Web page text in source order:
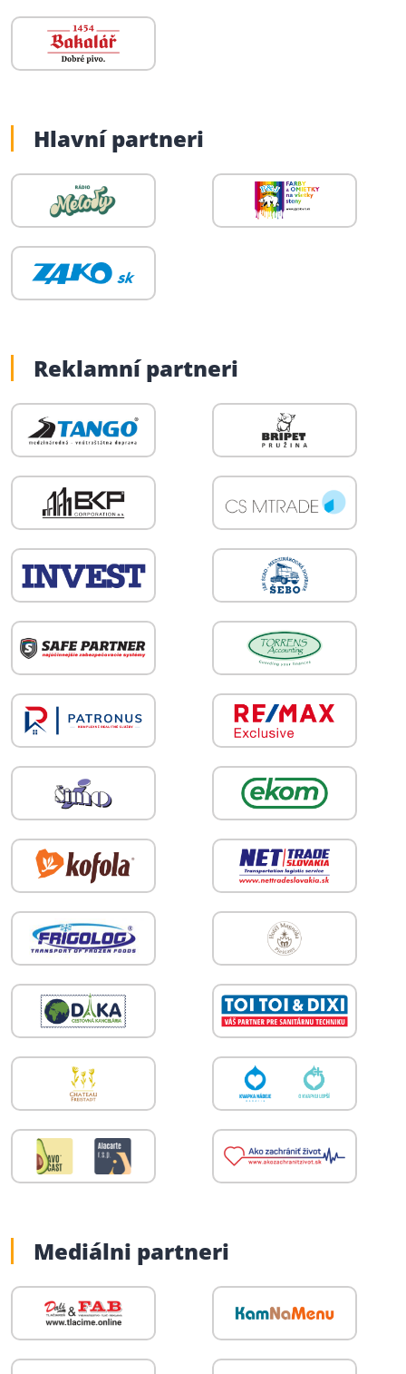
Hlavní partneri
Reklamní partneri
Mediálni partneri